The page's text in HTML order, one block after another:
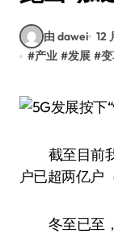
由 dawei 12
#产业 #发展 #
截至目前
户已超两亿户
冬至已至